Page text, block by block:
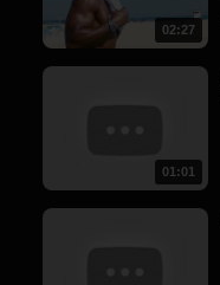
02:27
01:01